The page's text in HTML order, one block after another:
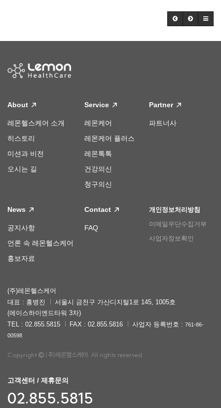
About
레몬헬스케어 소개
히스토리
미션과 비전
오시는 길
Service
레몬케어
레몬케어 플러스
레몬톡톡
건강의신
청구의신
Partner
파트너사
News
공지사항
언론 속 레몬헬스케어
홍보자료
Contact
FAQ
개인정보처리방침
이메일무단수집거부
사업자정보확인
(주)레몬헬스케어
대표 : 홍병진
서울시 금천구 가산디지털1로 145, 1005호
(에이스하이엔드타워 3차)
TEL : 02.855.5815
FAX : 02.855.5816 사업자 등록번호 : 761-86-
00598
Copyright (주)레몬헬스케어. All rights reserved.
고객센터 / 제휴문의
02.855.5815